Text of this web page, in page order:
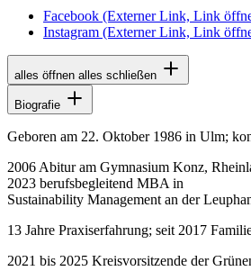
Facebook (Externer Link, Link
Instagram (Externer Link, Link
alles öffnen alles schließen
Biografie
Geboren am 22. Oktober 1986 in Ulm;
2006 Abitur am Gymnasium Konz,
2023 berufsbegleitend MBA in
Sustainability Management an der
13 Jahre Praxiserfahrung; seit 2017
2021 bis 2025 Kreisvorsitzende der